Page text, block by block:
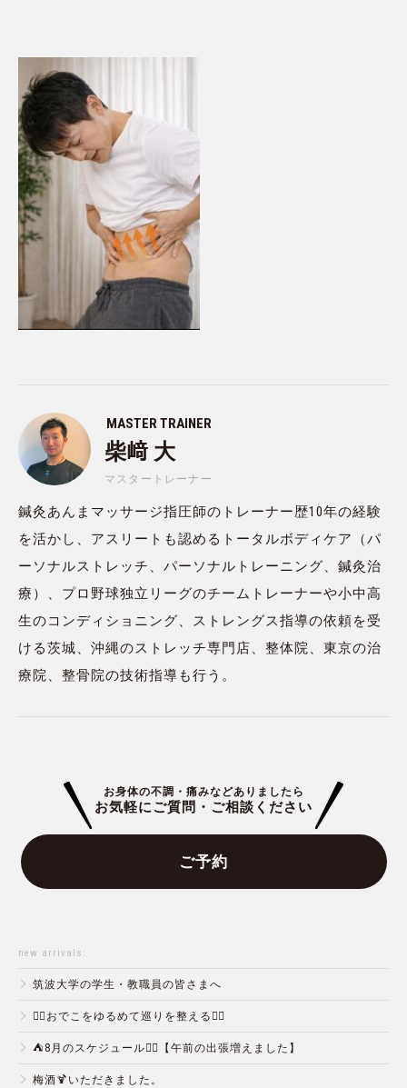
MASTER TRAINER
柴﨑 大
マスタートレーナー
鍼灸あんまマッサージ指圧師のトレーナー歴10年の経験
を活かし、アスリートも認めるトータルボディケア（パ
ーソナルストレッチ、パーソナルトレーニング、鍼灸治
療）、プロ野球独立リーグのチームトレーナーや小中高
生のコンディショニング、ストレングス指導の依頼を受
ける茨城、沖縄のストレッチ専門店、整体院、東京の治
療院、整骨院の技術指導も行う。
お身体の不調・痛みなどありましたら
お気軽にご質問・ご相談ください
ご予約
new arrivals:
筑波大学の学生・教職員の皆さまへ
💆‍♀️おでこをゆるめて巡りを整える💆‍♂️
⛺️8月のスケジュール🏄‍♂️【午前の出張増えました】
梅酒🍹いただきました。